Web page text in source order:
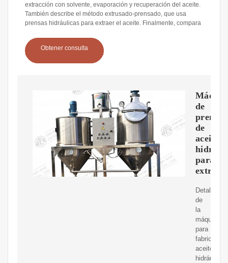
extracción con solvente, evaporación y recuperación del aceite.
También describe el método extrusado-prensado, que usa
prensas hidráulicas para extraer el aceite. Finalmente, compara
Obtener consulta
de
prensa
de
aceite
para
Detalles
de
la
máquina
para
fabricar
aceite
hidráulico